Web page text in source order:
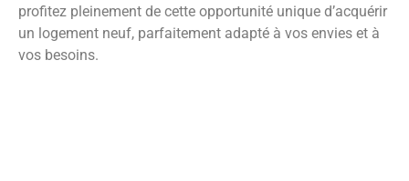
profitez pleinement de cette opportunité unique d’acquérir
un logement neuf, parfaitement adapté à vos envies et à
vos besoins.